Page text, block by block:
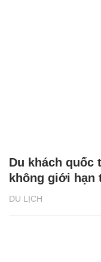
DU LỊCH
Du khách quốc
không giới hạn